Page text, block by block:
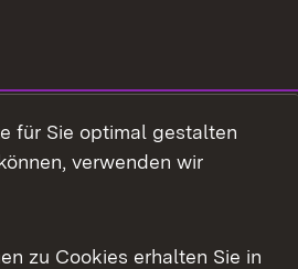
für Sie optimal gestalten
verwenden wir
zu Cookies erhalten Sie in